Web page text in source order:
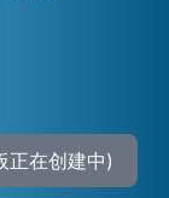
正在创建中)